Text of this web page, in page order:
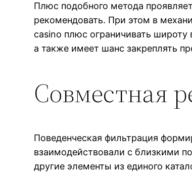
Плюс подобного метода
рекомендовать. При этом в
casino плюс ограничивать
а также имеет шанс закреплять
Совместная
Поведенческая фильтрация
взаимодействовали с близкими
другие элементы из единого